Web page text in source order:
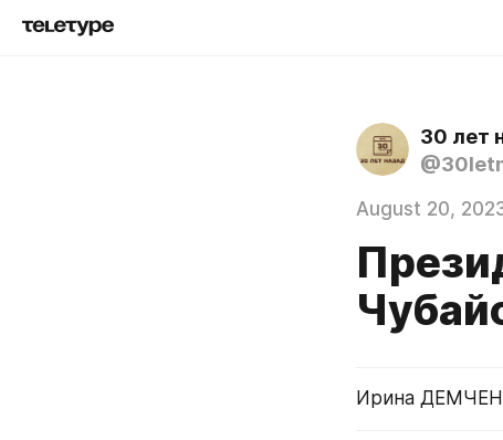
30 лет
August 20,
Ирина